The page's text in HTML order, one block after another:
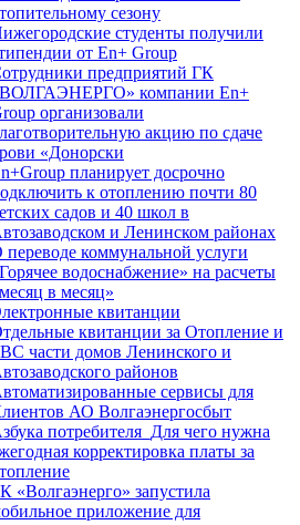
сезону
студенты получили
от En+ Group
предприятий ГК
компании En+
организовали
акцию по сдаче
«Донорски
планирует досрочно
к отоплению почти 80
садов и 40 школ в
и Ленинском районах
переводе коммунальной услуги
водоснабжение» на расчеты
в месяц»
квитанции
квитанции за Отопление и
части домов Ленинского и
районов
сервисы для
АО Волгаэнергосбыт
потребителя_Для чего нужна
корректировка платы за
«Волгаэнерго» запустила
приложение для